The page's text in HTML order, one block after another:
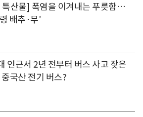
특산물] 폭염을 이겨내는 푸릇함…
배추·무'
인근서 2년 전부터 버스 사고 잦은
국산 전기 버스?